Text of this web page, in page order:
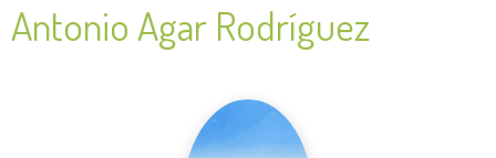
Antonio Agar Rodríguez